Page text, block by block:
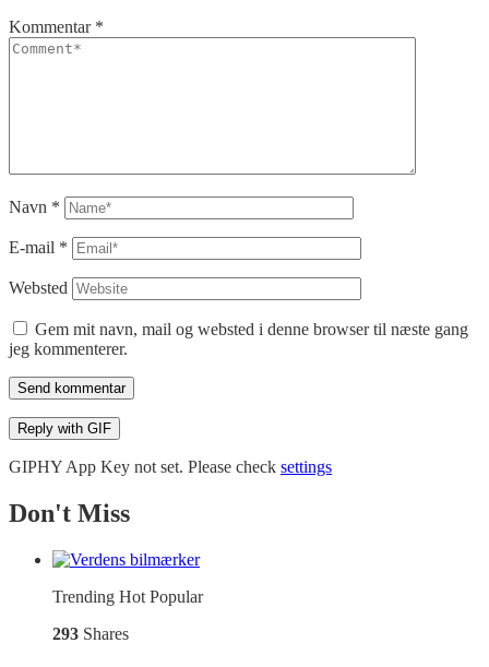
Kommentar *
Navn *
E-mail *
Websted
Gem mit navn, mail og websted i denne browser til næste gang
jeg kommenterer.
Send kommentar
Reply with GIF
GIPHY App Key not set. Please check settings
Don't Miss
Trending Hot Popular
293 Shares